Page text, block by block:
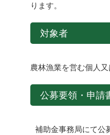
ります。
対象者
農林漁業を営む個人
公募要領・申請
補助金事務局にて公